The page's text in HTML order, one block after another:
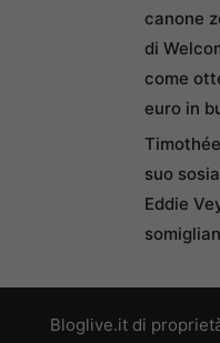
canone
di
come
euro in
suo
Eddie
Bloglive.it di